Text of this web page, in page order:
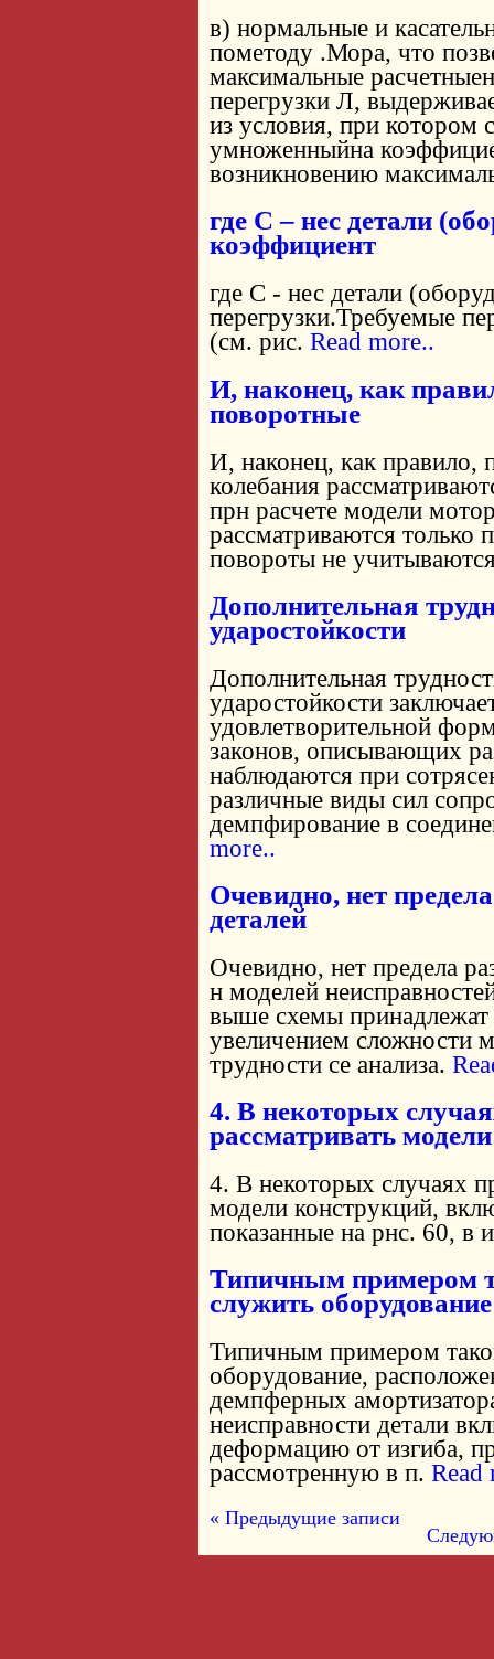
в) нормальные и
пометоду .Мора, что
максимальные
перегрузки Л,
из условия, при котором
умноженныйна
возникновению
где С – нес детали
коэффициент
где С - нес детали
перегрузки.Требуемые
(см. рис. Read more..
И, наконец, как
поворотные
И, наконец, как правило,
колебания
прн расчете модели
рассматриваются только
повороты не
Дополнительная
ударостойкости
Дополнительная
ударостойкости
удовлетворительной
законов, описывающих
наблюдаются при
различные виды сил
демпфирование в
more..
Очевидно, нет
деталей
Очевидно, нет предела
н моделей
выше схемы
увеличением сложности
трудности се анализа.
4. В некоторых
рассматривать модели
4. В некоторых случаях
модели конструкций,
показанные на рнс. 60, в
Типичным примером
служить оборудование
Типичным примером
оборудование,
демпферных
неисправности детали
деформацию от изгиба,
рассмотренную в п. Read
« Предыдущие записи